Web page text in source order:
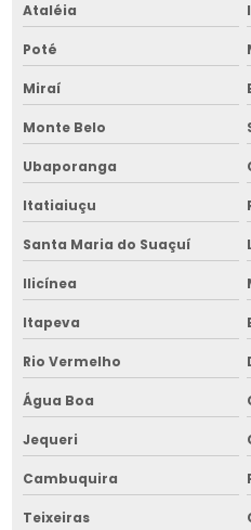
Reparo de máquina de limpeza
Reparo de máquina de limpeza
Reparo de picador de lenha
Reparo de secador de grãos
Reparo de secador de grãos no
Reparo de transportador de
Reparo de transportador de
Reparo de transportador de
Retrofit de cavaqueira para
Retrofit de cavaqueira para
Ataléia
Poté
Miraí
Monte Belo
Ubaporanga
Itatiaiuçu
Santa Maria do Suaçuí
Ilicínea
Itapeva
Rio Vermelho
Água Boa
Jequeri
Cambuquira
Teixeiras